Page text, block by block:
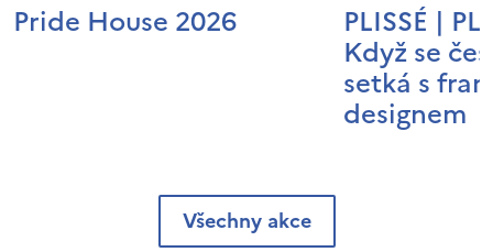
Pride House 2026 PLISSÉ |
Když se
setká s
designem
Všechny akce